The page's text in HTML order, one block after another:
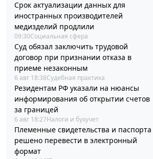
Срок актуализации данных для
иностранных производителей
медизделий продлили
09:30Социальная сфера
Суд обязал заключить трудовой
договор при признании отказа в
приеме незаконным
6 авг 18:38Судебная практика
Резидентам РФ указали на нюансы
информирования об открытии счетов
за границей
6 авг 18:27Налоги и бухучет
Племенные свидетельства и паспорта
решено перевести в электронный
формат